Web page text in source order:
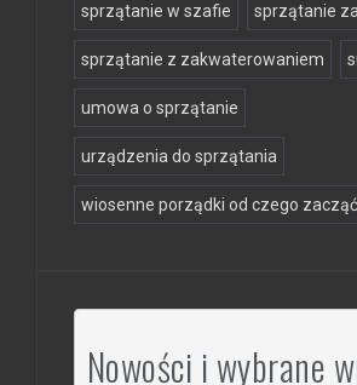
sprzątanie w szafie sprzątanie
sprzątanie z zakwaterowaniem
umowa o sprzątanie
urządzenia do sprzątania
wiosenne porządki od czego zacząć
Nowości i wybrane